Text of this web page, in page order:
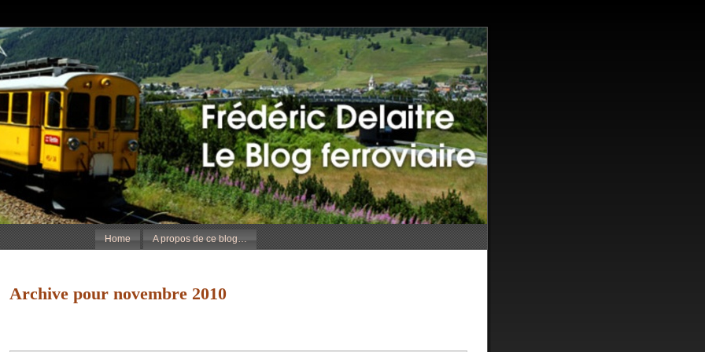
Home A propos de ce blog…
Archive pour novembre 2010